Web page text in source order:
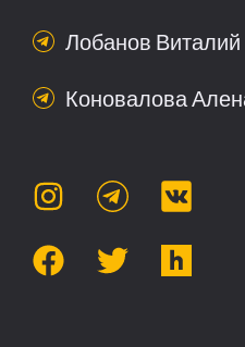
Лобанов Виталий
Коновалова